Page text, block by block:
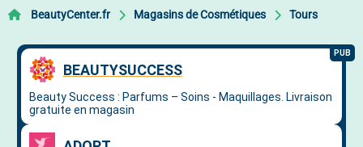
BeautyCenter.fr Magasins de Cosmétiques Tours